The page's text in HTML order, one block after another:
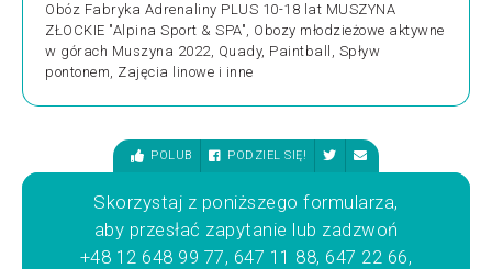
Obóz Fabryka Adrenaliny PLUS 10-18 lat MUSZYNA
ZŁOCKIE "Alpina Sport & SPA", Obozy młodzieżowe aktywne
w górach Muszyna 2022, Quady, Paintball, Spływ
pontonem, Zajęcia linowe i inne
POLUB PODZIEL SIĘ!
Skorzystaj z poniższego formularza,
aby przesłać zapytanie lub zadzwoń
+48 12 648 99 77, 647 11 88, 647 22 66,